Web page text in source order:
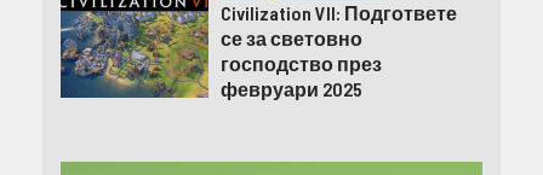
Civilization VII: Подгответе
се за световно
господство през
февруари 2025